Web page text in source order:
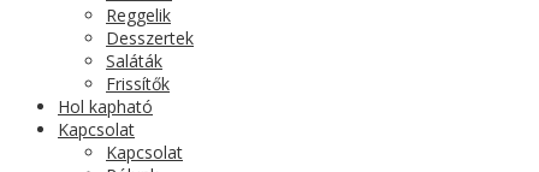
Reggelik
Desszertek
Saláták
Frissítők
Hol kapható
Kapcsolat
Kapcsolat